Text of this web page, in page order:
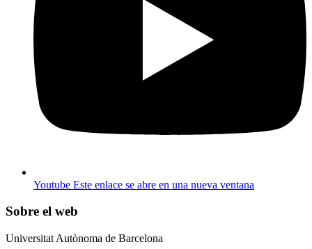
Youtube Este enlace se abre en una nueva ventana
Sobre el web
Universitat Autònoma de Barcelona